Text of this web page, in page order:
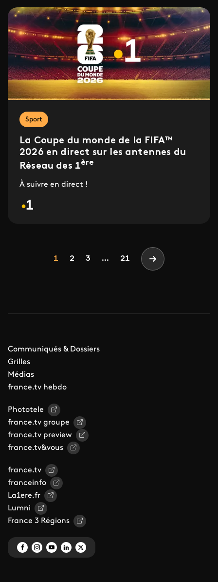
Sport
La Coupe du monde de la FIFA™
2026 en direct sur les antennes du
Réseau des 1ère
À suivre en direct !
Page
1 Page
2 Page
3 ... 21 Page suivante
Communiqués & Dossiers
Grilles
Médias
france.tv hebdo
Phototele
france.tv groupe
france.tv preview
france.tv&vous
france.tv
franceinfo
La1ere.fr
Lumni
France 3 Régions